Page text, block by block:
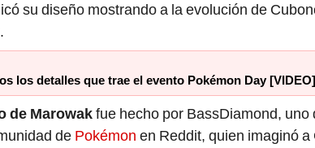
su diseño mostrando a la evolución de
los detalles que trae el evento Pokémon Day [VIDEO]
de Marowakfue hecho por BassDiamond, uno
de Pokémon en Reddit, quien imaginó a